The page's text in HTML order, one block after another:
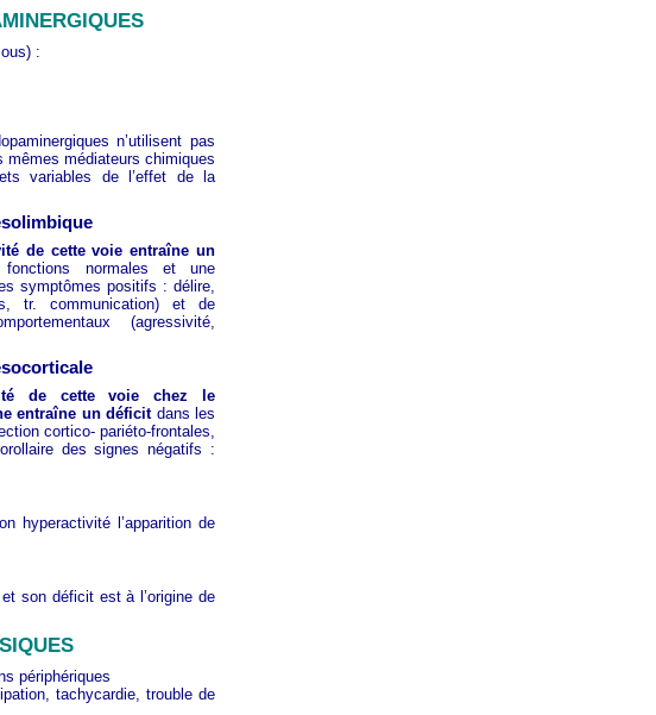
:
n’utilisent pas
mêmes médiateurs chimiques
variables de l’effet de la
de cette voie entraîne un
normales et une
symptômes positifs : délire,
tr. communication) et de
(agressivité,
de cette voie chez le
entraîne un déficitdans les
cortico- pariéto-frontales,
des signes négatifs :
hyperactivité l’apparition de
son déficit est à l’origine de
périphériques
tachycardie, trouble de